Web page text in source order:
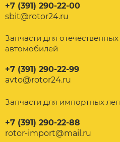
+7 (391) 290-22-00
sbit@rotor24.ru
Запчасти для
автомобилей
+7 (391) 290-22-99
avto@rotor24.ru
Запчасти для импортных
+7 (391) 290-22-88
rotor-import@mail.ru